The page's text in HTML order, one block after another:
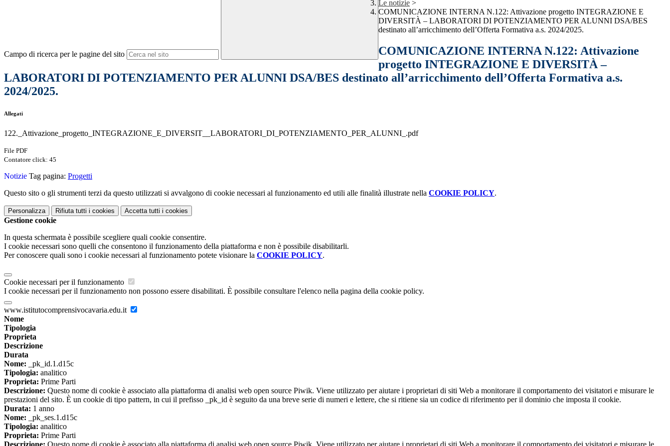
Campo di ricerca per le pagine del sito
Le notizie >
COMUNICAZIONE INTERNA N.122: Attivazione progetto INTEGRAZIONE E
DIVERSITÀ – LABORATORI DI POTENZIAMENTO PER ALUNNI DSA/BES
destinato all’arricchimento dell’Offerta Formativa a.s. 2024/2025.
COMUNICAZIONE INTERNA N.122: Attivazione
progetto INTEGRAZIONE E DIVERSITÀ –
LABORATORI DI POTENZIAMENTO PER ALUNNI DSA/BES destinato all’arricchimento dell’Offerta Formativa a.s.
2024/2025.
Allegati
122._Attivazione_progetto_INTEGRAZIONE_E_DIVERSIT__LABORATORI_DI_POTENZIAMENTO_PER_ALUNNI_.pdf
File PDF
Contatore click: 45
Notizie Tag pagina: Progetti
Questo sito o gli strumenti terzi da questo utilizzati si avvalgono di cookie necessari al funzionamento ed utili alle finalità illustrate nella COOKIE POLICY.
Personalizza Rifiuta tutti i cookies Accetta tutti i cookies
Gestione cookie
In questa schermata è possibile scegliere quali cookie consentire.
I cookie necessari sono quelli che consentono il funzionamento della piattaforma e non è possibile disabilitarli.
Per conoscere quali sono i cookie necessari al funzionamento potete visionare la COOKIE POLICY.
Cookie necessari per il funzionamento
I cookie necessari per il funzionamento non possono essere disabilitati. È possibile consultare l'elenco nella pagina della cookie policy.
www.istitutocomprensivocavaria.edu.it
Nome
Tipologia
Proprieta
Descrizione
Durata
Nome: _pk_id.1.d15c
Tipologia: analitico
Proprieta: Prime Parti
Descrizione: Questo nome di cookie è associato alla piattaforma di analisi web open source Piwik. Viene utilizzato per aiutare i proprietari di siti Web a monitorare il comportamento dei visitatori e misurare le
prestazioni del sito. È un cookie di tipo pattern, in cui il prefisso _pk_id è seguito da una breve serie di numeri e lettere, che si ritiene sia un codice di riferimento per il dominio che imposta il cookie.
Durata: 1 anno
Nome: _pk_ses.1.d15c
Tipologia: analitico
Proprieta: Prime Parti